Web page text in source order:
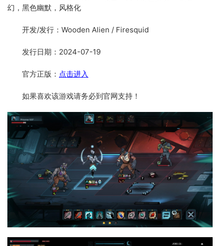
幻，黑色幽默，风格化
开发/发行：Wooden Alien / Firesquid
发行日期：2024-07-19
官方正版： 点击进入
如果喜欢该游戏请务必到官网支持！